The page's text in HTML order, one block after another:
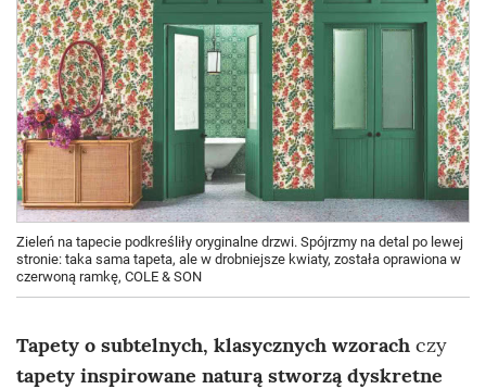
Zieleń na tapecie podkreśliły oryginalne drzwi. Spójrzmy na detal po lewej
stronie: taka sama tapeta, ale w drobniejsze kwiaty, została oprawiona w
czerwoną ramkę, COLE & SON
Tapety o subtelnych, klasycznych wzorach czy
tapety inspirowane naturą stworzą dyskretne